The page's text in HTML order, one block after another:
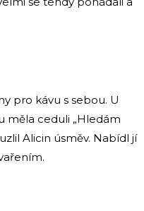
pro kávu s sebou. U
měla ceduli „Hledám
Alicin úsměv. Nabídl jí